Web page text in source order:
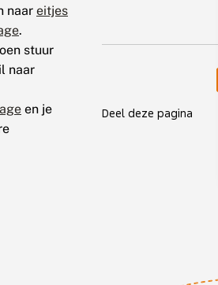
naar eitjes
.
stuur
naar
en je
Deel deze pagina